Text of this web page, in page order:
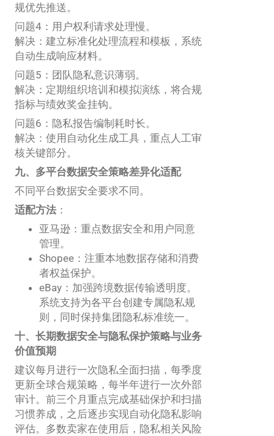
规优先推送。
问题4：用户权利请求处理慢。
解决：建立标准化处理流程和模板，系统
自动生成响应材料。
问题5：团队隐私意识薄弱。
解决：定期组织培训和模拟演练，将合规
指标与绩效奖金挂钩。
问题6：隐私报告编制耗时长。
解决：使用自动化生成工具，重点人工审
核关键部分。
九、多平台数据安全策略差异化适配
不同平台数据安全要求不同。
适配方法 ：
亚马逊：重点数据安全和用户同意
管理。
Shopee：注重本地数据存储和消费
者权益保护。
eBay：加强跨境数据传输透明度。
系统支持为各平台创建专属隐私规
则，同时保持集团隐私标准统一。
十、长期数据安全与隐私保护策略与业务
价值预期
建议每月进行一次隐私全面扫描，每季度
更新全球合规策略，每半年进行一次外部
审计。前三个月重点完成基础保护和扫描
习惯养成，之后逐步实现自动化隐私影响
评估。多数卖家在使用后，隐私相关风险